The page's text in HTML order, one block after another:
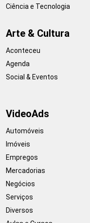
Ciência e Tecnologia
Arte & Cultura
Aconteceu
Agenda
Social & Eventos
VideoAds
Automóveis
Imóveis
Empregos
Mercadorias
Negócios
Serviços
Diversos